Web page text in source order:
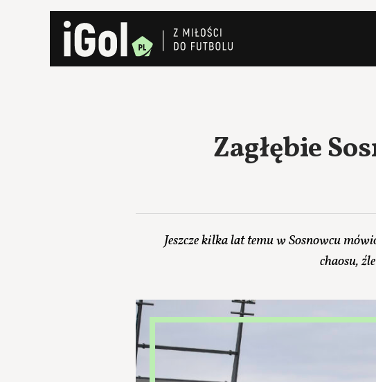
Zagłębie
Jeszcze kilka lat temu w Sosnowcu
chaosu,